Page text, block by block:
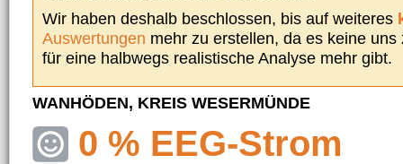
Wir haben deshalb beschlossen, bis auf weiteres
Auswertungen mehr zu erstellen, da es keine
für eine halbwegs realistische Analyse mehr gibt.
WANHÖDEN, KREIS WESERMÜNDE
0 % EEG-Strom